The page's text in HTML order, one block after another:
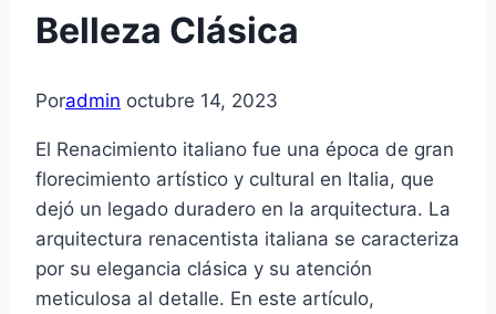
Belleza Clásica
Poradmin octubre 14, 2023
El Renacimiento italiano fue una época de gran
florecimiento artístico y cultural en Italia, que
dejó un legado duradero en la arquitectura. La
arquitectura renacentista italiana se caracteriza
por su elegancia clásica y su atención
meticulosa al detalle. En este artículo,